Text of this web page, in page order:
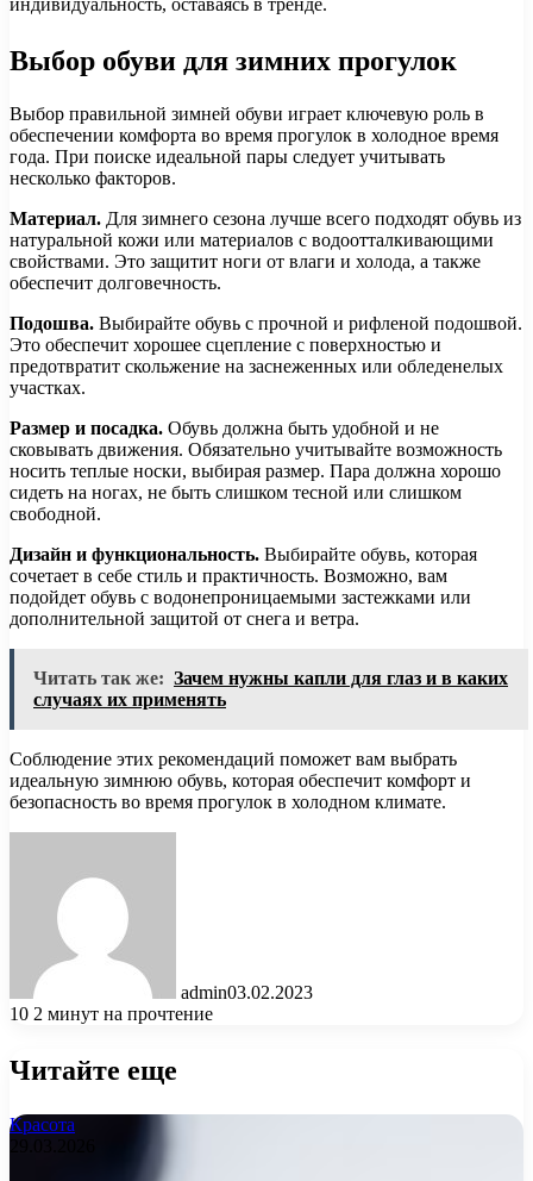
Выбор обуви для зимних прогулок
Выбор правильной зимней обуви играет ключевую роль в
обеспечении комфорта во время прогулок в холодное время
года. При поиске идеальной пары следует учитывать
несколько факторов.
Материал. Для зимнего сезона лучше всего подходят обувь из
натуральной кожи или материалов с водоотталкивающими
свойствами. Это защитит ноги от влаги и холода, а также
обеспечит долговечность.
Подошва. Выбирайте обувь с прочной и рифленой подошвой.
Это обеспечит хорошее сцепление с поверхностью и
предотвратит скольжение на заснеженных или обледенелых
участках.
Размер и посадка. Обувь должна быть удобной и не
сковывать движения. Обязательно учитывайте возможность
носить теплые носки, выбирая размер. Пара должна хорошо
сидеть на ногах, не быть слишком тесной или слишком
свободной.
Дизайн и функциональность. Выбирайте обувь, которая
сочетает в себе стиль и практичность. Возможно, вам
подойдет обувь с водонепроницаемыми застежками или
дополнительной защитой от снега и ветра.
Читать так же: Зачем нужны капли для глаз и в каких
случаях их применять
Соблюдение этих рекомендаций поможет вам выбрать
идеальную зимнюю обувь, которая обеспечит комфорт и
безопасность во время прогулок в холодном климате.
admin03.02.2023
10 2 минут на прочтение
Читайте еще
Красота